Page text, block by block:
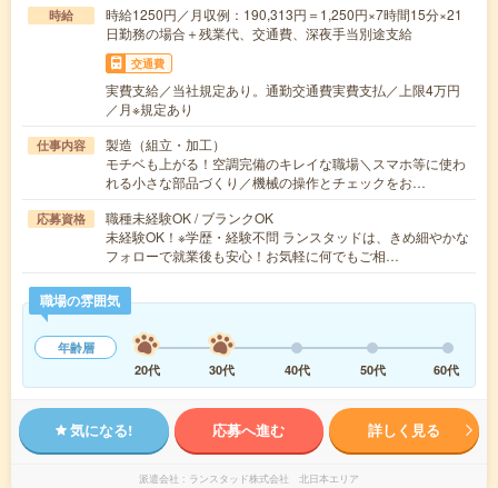
時給
時給1250円／月収例：190,313円＝1,250円×7時間15分×21
日勤務の場合＋残業代、交通費、深夜手当別途支給
交通費
実費支給／当社規定あり。通勤交通費実費支払／上限4万円
／月※規定あり
仕事内容
製造（組立・加工）
モチベも上がる！空調完備のキレイな職場＼スマホ等に使わ
れる小さな部品づくり／機械の操作とチェックをお…
応募資格
職種未経験OK / ブランクOK
未経験OK！※学歴・経験不問 ランスタッドは、きめ細やかな
フォローで就業後も安心！お気軽に何でもご相…
職場の雰囲気
年齢層
20代
30代 40代 50代 60代
気になる! 応募へ進む 詳しく見る
派遣会社 ランスタッド株式会社 北日本エリア